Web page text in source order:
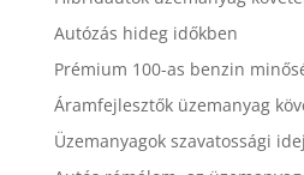
Autózás hideg időkben
Prémium 100-as benzin
Áramfejlesztők üzemanyag
Üzemanyagok szavatossági